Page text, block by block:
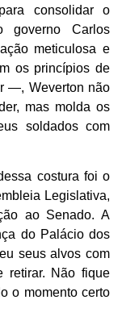
consolidar o
governo Carlos
meticulosa e
os princípios de
—, Weverton não
mas molda os
soldados com
costura foi o
Legislativa,
ao Senado. A
do Palácio dos
seus alvos com
retirar. Não fique
o momento certo